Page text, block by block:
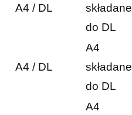
A4 / DL
składane
do DL
A4 / DL
A4
składane
do DL
A4